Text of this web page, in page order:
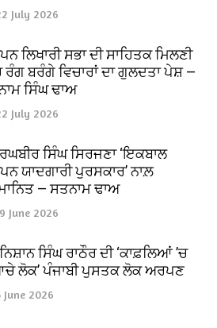
July 2026
ਲਿਖਾਰੀ ਸਭਾ ਦੀ ਸਾਹਿਤਕ ਮਿਲਣੀ
ਰੰਗ ਬਰੰਗੇ ਵਿਚਾਰਾਂ ਦਾ ਗੁਲਦਤਾ ਪੇਸ਼ —
ਸਿੰਘ ਢਾਅ
July 2026
ਸਿੰਘ ਸਿਰਜਣਾ ‘ਇਕਬਾਲ
ਯਾਦਗਾਰੀ ਪੁਰਸਕਾਰ’ ਨਾਲ਼
— ਸਤਨਾਮ ਢਾਅ
June 2026
ਸਿੰਘ ਰਾਠੌਰ ਦੀ ‘ਕਾਫ਼ਲਿਆਂ ’ਚ
ਲੋਕ’ ਪੰਜਾਬੀ ਪੁਸਤਕ ਲੋਕ ਅਰਪਣ
June 2026